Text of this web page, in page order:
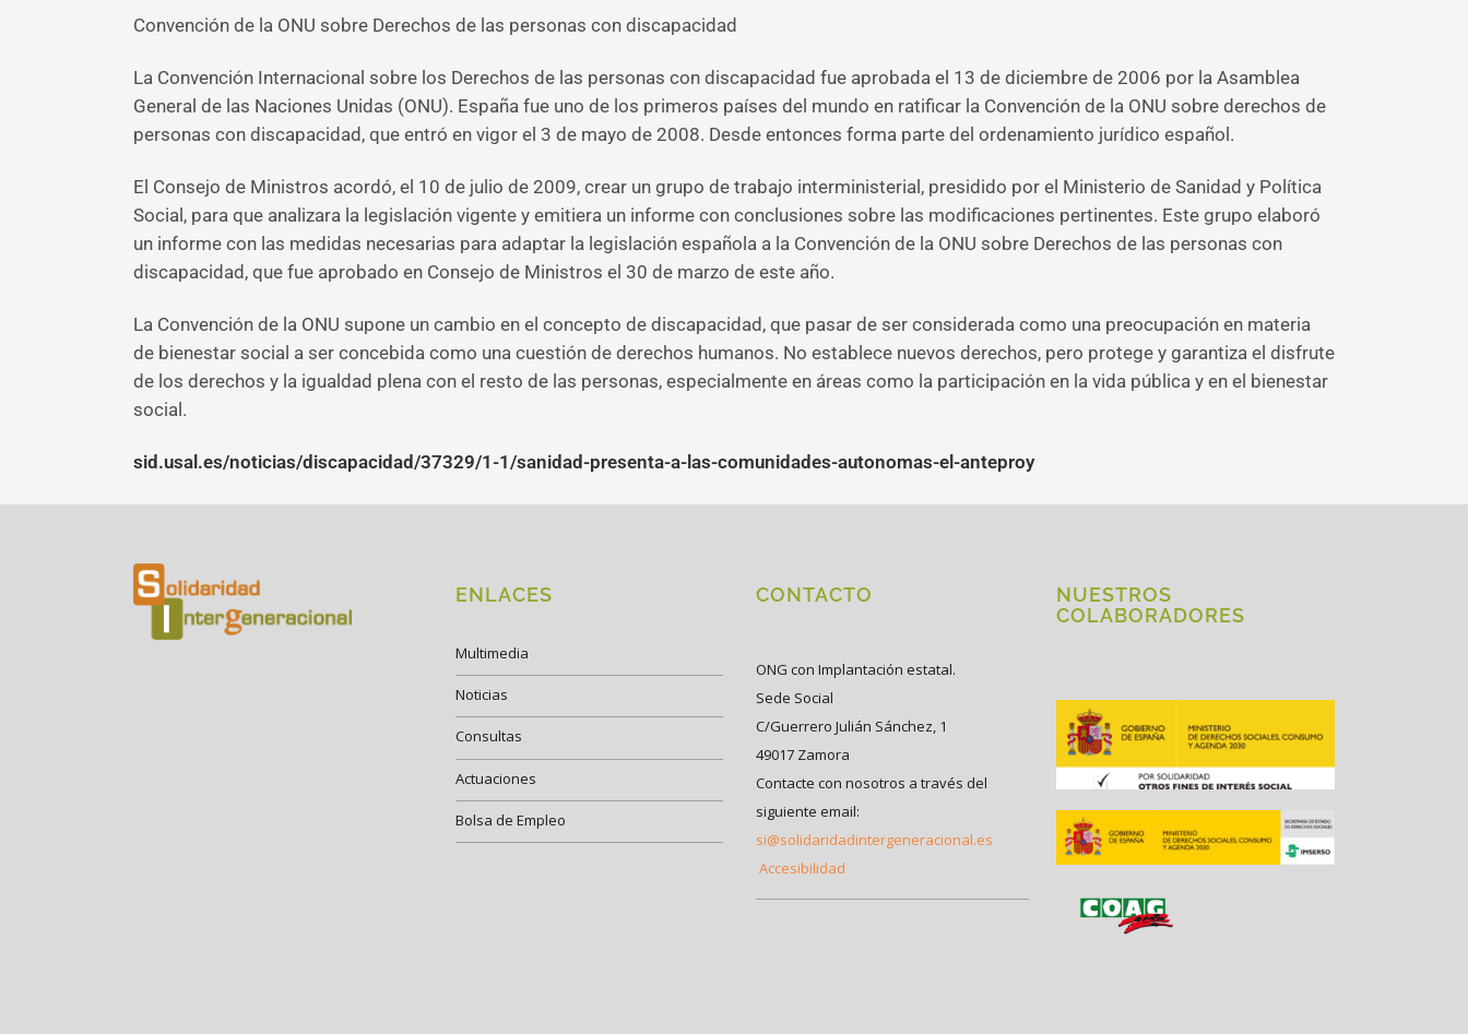
Convención de la ONU sobre Derechos de las personas con discapacidad
La Convención Internacional sobre los Derechos de las personas con discapacidad fue aprobada el 13 de diciembre de 2006 por la Asamblea
General de las Naciones Unidas (ONU). España fue uno de los primeros países del mundo en ratificar la Convención de la ONU sobre derechos de
personas con discapacidad, que entró en vigor el 3 de mayo de 2008. Desde entonces forma parte del ordenamiento jurídico español.
El Consejo de Ministros acordó, el 10 de julio de 2009, crear un grupo de trabajo interministerial, presidido por el Ministerio de Sanidad y Política
Social, para que analizara la legislación vigente y emitiera un informe con conclusiones sobre las modificaciones pertinentes. Este grupo elaboró
un informe con las medidas necesarias para adaptar la legislación española a la Convención de la ONU sobre Derechos de las personas con
discapacidad, que fue aprobado en Consejo de Ministros el 30 de marzo de este año.
La Convención de la ONU supone un cambio en el concepto de discapacidad, que pasar de ser considerada como una preocupación en materia
de bienestar social a ser concebida como una cuestión de derechos humanos. No establece nuevos derechos, pero protege y garantiza el disfrute
de los derechos y la igualdad plena con el resto de las personas, especialmente en áreas como la participación en la vida pública y en el bienestar
social.
sid.usal.es/noticias/discapacidad/37329/1-1/sanidad-presenta-a-las-comunidades-autonomas-el-anteproy
ENLACES
Multimedia
Noticias
Consultas
Actuaciones
Bolsa de Empleo
CONTACTO
ONG con Implantación estatal.
Sede Social
C/Guerrero Julián Sánchez, 1
49017 Zamora
Contacte con nosotros a través del
siguiente email:
si@solidaridadintergeneracional.es
Accesibilidad
NUESTROS
COLABORADORES